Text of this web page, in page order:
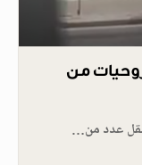
من
عدد من…